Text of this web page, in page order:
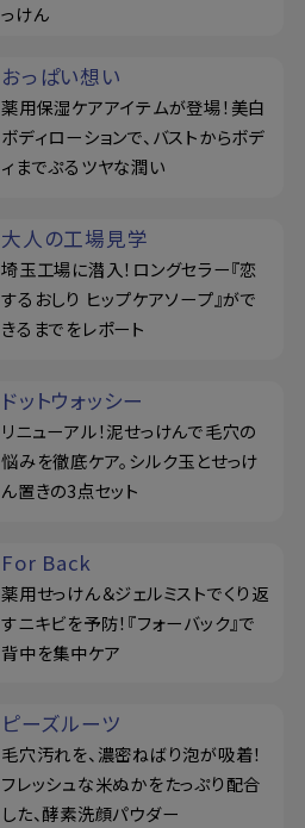
っけん
おっぱい想い
薬用保湿ケアアイテムが登場！美白
ボディローションで、バストからボデ
ィまでぷるツヤな潤い
大人の工場見学
埼玉工場に潜入！ロングセラー『恋
するおしり ヒップケアソープ』がで
きるまでをレポート
ドットウォッシー
リニューアル！泥せっけんで毛穴の
悩みを徹底ケア。シルク玉とせっけ
ん置きの3点セット
For Back
薬用せっけん＆ジェルミストでくり返
すニキビを予防！『フォーバック』で
背中を集中ケア
ピーズルーツ
毛穴汚れを、濃密ねばり泡が吸着！
フレッシュな米ぬかをたっぷり配合
した、酵素洗顔パウダー